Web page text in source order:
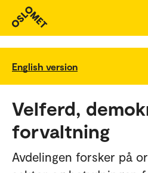
English version
Velferd,
forvaltning
Avdelingen forsker på